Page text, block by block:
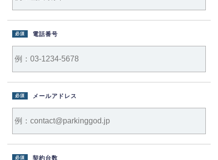
電話番号
必須
メールアドレス
必須
契約台数
必須